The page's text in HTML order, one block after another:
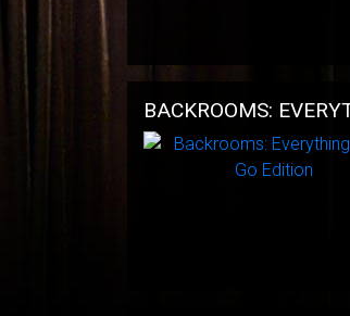
BACKROOMS: